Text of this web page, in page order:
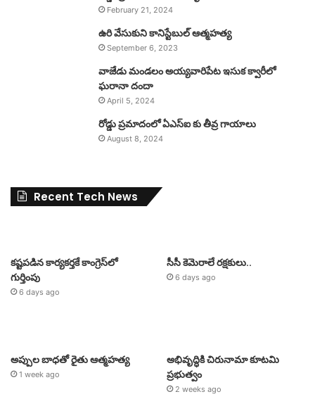
February 21, 2024
ఉరి వేసుకుని కానిస్టేబుల్ ఆత్మహత్య
September 6, 2023
వాజేడు మండలం అయ్యవారిపేట ఇసుక క్వారీలో
ఘరానా దందా
April 5, 2024
రోడ్డు ప్రమాదంలో ఏఎస్ఐ కు తీవ్ర గాయాలు
August 8, 2024
Recent Tech News
కష్టపడిన కార్యకర్తకే కాంగ్రెస్‌లో
గుర్తింపు
6 days ago
సీసీ కెమెరాలే రక్షకులు..
6 days ago
అప్పుల బాధతో రైతు ఆత్మహత్య
1 week ago
అభివృద్ధికి చిరునామా కూటమి
ప్రభుత్వం
2 weeks ago